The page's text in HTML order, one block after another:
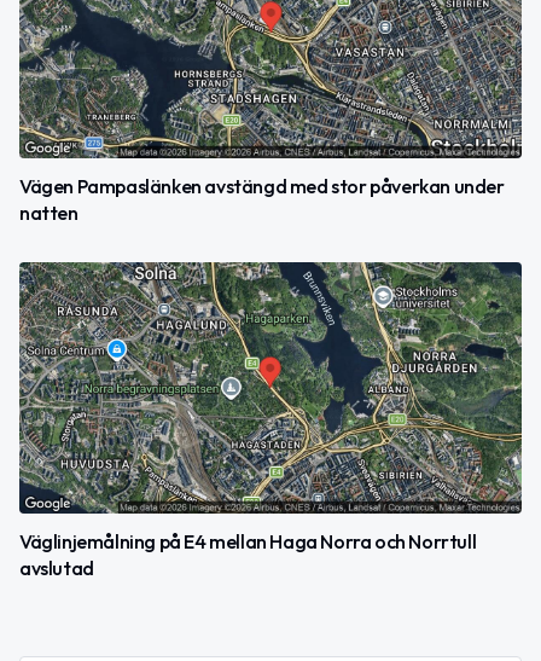
Vägen Pampaslänken avstängd med stor påverkan under
natten
Väglinjemålning på E4 mellan Haga Norra och Norrtull
avslutad